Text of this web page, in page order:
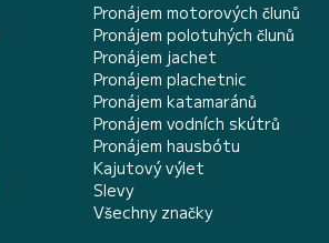
Pronájem motorových člunů
Pronájem polotuhých člunů
Pronájem jachet
Pronájem plachetnic
Pronájem katamaránů
Pronájem vodních skútrů
Pronájem hausbótu
Kajutový výlet
Slevy
Všechny značky